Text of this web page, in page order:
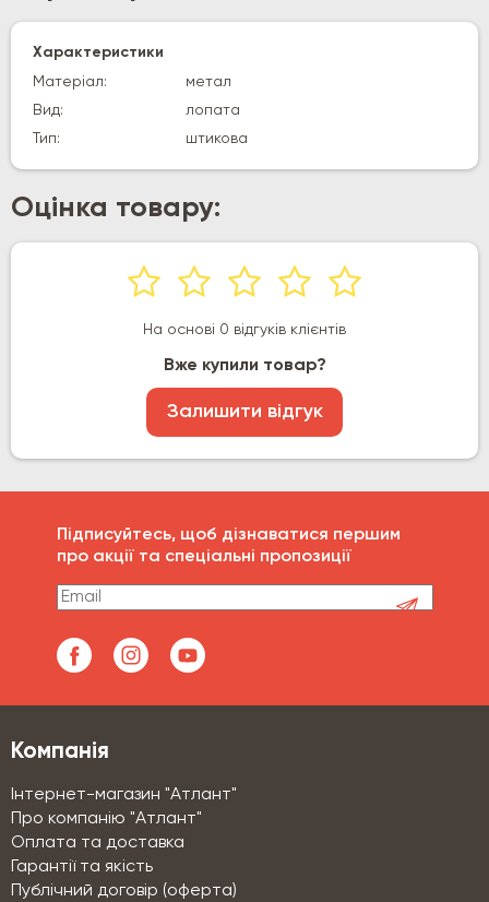
Характеристики
Матеріал:
метал
Вид:
лопата
Тип:
штикова
Оцінка товару:
На основі 0 відгуків клієнтів
Вже купили товар?
Залишити відгук
Підписуйтесь, щоб дізнаватися першим
про акції та спеціальні пропозиції
Компанія
Інтернет-магазин "Атлант"
Про компанію "Атлант"
Оплата та доставка
Гарантії та якість
Публічний договір (оферта)